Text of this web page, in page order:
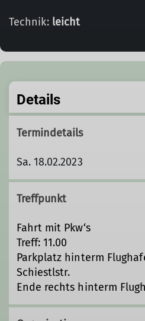
Technik: leicht
Details
Termindetails
Sa. 18.02.2023
Treffpunkt
Fahrt mit Pkw‘s
Treff: 11.00
Parkplatz hinterm
Schiestlstr.
Ende rechts hinterm